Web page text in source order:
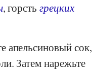
, горсть грецких
апельсиновый сок,
Затем нарежьте